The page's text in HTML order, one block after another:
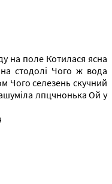
на поле Котилася ясна
стодолі Чого ж вода
Чого селезень скучний
лпцчнонька Ой у